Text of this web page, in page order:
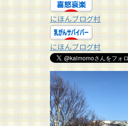
にほんブログ村
にほんブログ村